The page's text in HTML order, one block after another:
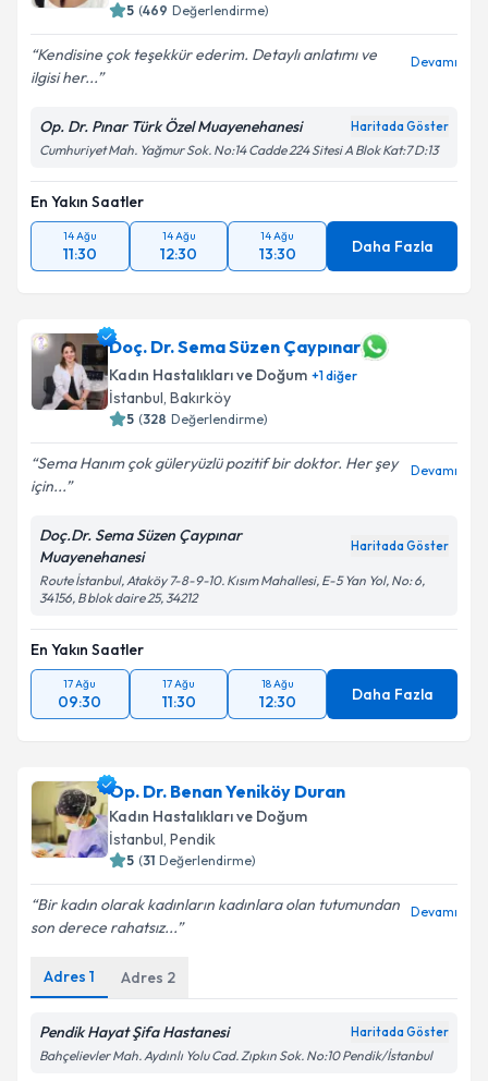
kapsamda işlenmesini kabul ediyorum.
5 (469 Değerlendirme)
Kendisine çok teşekkür ederim. Detaylı anlatımı ve
ilgisi her...
Devamı
Op. Dr. Pınar Türk Özel Muayenehanesi Haritada Göster
Cumhuriyet Mah. Yağmur Sok. No:14 Cadde 224 Sitesi A Blok Kat:7 D:13
En Yakın Saatler
14 Ağu
11:30
14 Ağu
12:30
14 Ağu
13:30 Daha Fazla
Doç. Dr. Sema Süzen Çaypınar
Kadın Hastalıkları ve Doğum +1diğer
İstanbul, Bakırköy
5 (328 Değerlendirme)
Sema Hanım çok güleryüzlü pozitif bir doktor. Her şey
için...
Devamı
Doç.Dr. Sema Süzen Çaypınar
Muayenehanesi
Haritada Göster
Route İstanbul, Ataköy 7-8-9-10. Kısım Mahallesi, E-5 Yan Yol, No: 6,
34156, B blok daire 25, 34212
En Yakın Saatler
17 Ağu
09:30
17 Ağu
11:30
18 Ağu
12:30 Daha Fazla
Op. Dr. Benan Yeniköy Duran
Kadın Hastalıkları ve Doğum
İstanbul, Pendik
5 (31 Değerlendirme)
Bir kadın olarak kadınların kadınlara olan tutumundan
son derece rahatsız...
Devamı
Adres 1 Adres 2
Pendik Hayat Şifa Hastanesi Haritada Göster
Bahçelievler Mah. Aydınlı Yolu Cad. Zıpkın Sok. No:10 Pendik/İstanbul